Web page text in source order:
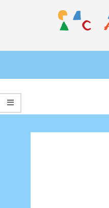
ART
CLASS
Primary
Menu